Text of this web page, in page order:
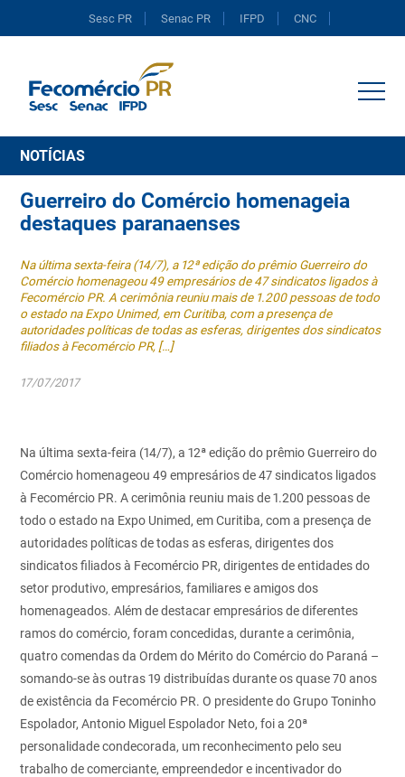
Sesc PR Senac PR IFPD CNC
NOTÍCIAS
Guerreiro do Comércio homenageia
destaques paranaenses
Na última sexta-feira (14/7), a 12ª edição do prêmio Guerreiro do
Comércio homenageou 49 empresários de 47 sindicatos ligados à
Fecomércio PR. A cerimônia reuniu mais de 1.200 pessoas de todo
o estado na Expo Unimed, em Curitiba, com a presença de
autoridades políticas de todas as esferas, dirigentes dos sindicatos
filiados à Fecomércio PR, […]
17/07/2017
Na última sexta-feira (14/7), a 12ª edição do prêmio Guerreiro do
Comércio homenageou 49 empresários de 47 sindicatos ligados
à Fecomércio PR. A cerimônia reuniu mais de 1.200 pessoas de
todo o estado na Expo Unimed, em Curitiba, com a presença de
autoridades políticas de todas as esferas, dirigentes dos
sindicatos filiados à Fecomércio PR, dirigentes de entidades do
setor produtivo, empresários, familiares e amigos dos
homenageados. Além de destacar empresários de diferentes
ramos do comércio, foram concedidas, durante a cerimônia,
quatro comendas da Ordem do Mérito do Comércio do Paraná –
somando-se às outras 19 distribuídas durante os quase 70 anos
de existência da Fecomércio PR. O presidente do Grupo Toninho
Espolador, Antonio Miguel Espolador Neto, foi a 20ª
personalidade condecorada, um reconhecimento pelo seu
trabalho de comerciante, empreendedor e incentivador do